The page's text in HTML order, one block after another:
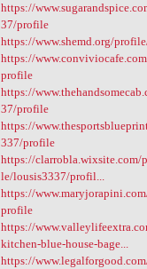
https://
37/profile
https://www.shemd.org/
https://
profile
https://
37/profile
https://
337/profile
https://clarrobla.wixsite.com/
le/lousis3337/profil...
https://
profile
https://
kitchen-blue-house-bage...
https://